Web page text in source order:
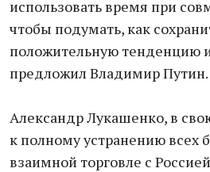
использовать время при
чтобы подумать, как
положительную тенденцию
предложил Владимир Путин.
Александр Лукашенко, в
к полному устранению всех
взаимной торговле с